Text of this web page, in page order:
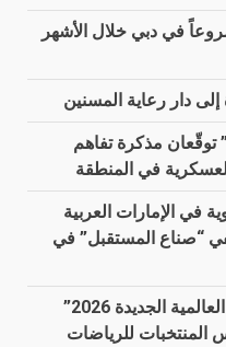
تعلن تسليم 11 مشروعاً في دبي خلال الأشهر
إلى دار رعاية المسنين
توقّعان مذكرة تفاهم
في المنطقة
في الإمارات العربية
“صناع المستقبل” في
الرياض تستضيف “مؤتمر الرياضة العالمية الجديدة 2026”
المنتخبات للرياضات